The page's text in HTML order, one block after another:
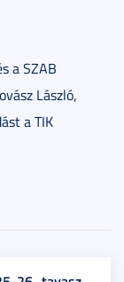
a SZAB
László,
a TIK